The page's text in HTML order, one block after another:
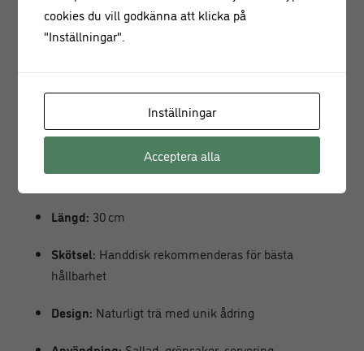
De härträbesticken för salladkompletterar andra
trädetaljer i köket och matchar snyggt med både moderna
och klassiska bordsdukningar. Eftersom trä är ett naturligt
material känns de behagliga i handen och tillför en varm,
jordnära känsla till serveringen.
Produktinformation
Material:Mangoträ
Längd: 30 cm
Skötsel: Handdisk rekommenderas för bästa
hållbarhet
Design: Naturligt trä med unik ådring
cookies du vill godkänna att klicka på
"Inställningar".
Inställningar
Acceptera alla